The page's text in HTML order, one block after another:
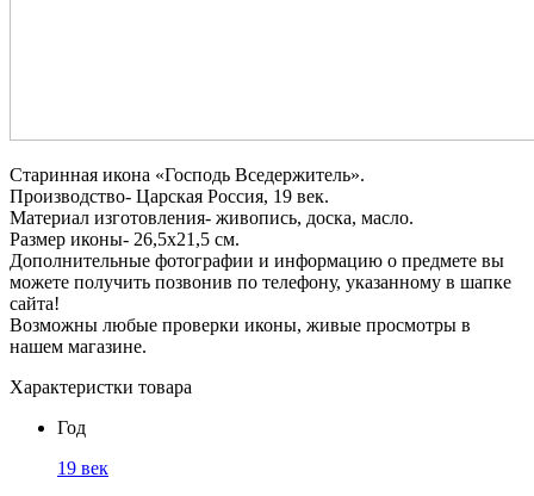
Старинная икона «Господь Вседержитель».
Производство- Царская Россия, 19 век.
Материал изготовления- живопись, доска, масло.
Размер иконы- 26,5х21,5 см.
Дополнительные фотографии и информацию о предмете вы
можете получить позвонив по телефону, указанному в шапке
сайта!
Возможны любые проверки иконы, живые просмотры в
нашем магазине.
Характеристки товара
Год
19 век